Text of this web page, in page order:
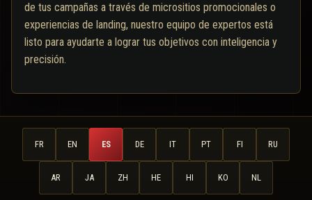
de tus campañas a través de micrositios promocionales o
experiencias de landing, nuestro equipo de expertos está
listo para ayudarte a lograr tus objetivos con inteligencia y
precisión.
FR EN ES DE IT PT FI RU
AR JA ZH HE HI KO NL